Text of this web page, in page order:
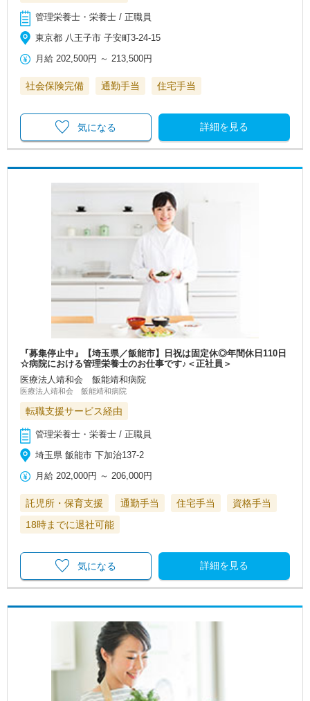
管理栄養士・栄養士 / 正職員
東京都 八王子市 子安町3‐24‐15
月給 202,500円 ～ 213,500円
社会保険完備 通勤手当 住宅手当
詳細を見る
気になる
『募集停止中』【埼玉県／飯能市】日祝は固定休◎年間休日110日
☆病院における管理栄養士のお仕事です♪＜正社員＞
医療法人靖和会 飯能靖和病院
医療法人靖和会 飯能靖和病院
転職支援サービス経由
管理栄養士・栄養士 / 正職員
埼玉県 飯能市 下加治137-2
月給 202,000円 ～ 206,000円
託児所・保育支援 通勤手当 住宅手当
資格手当
18時までに退社可能
詳細を見る
気になる